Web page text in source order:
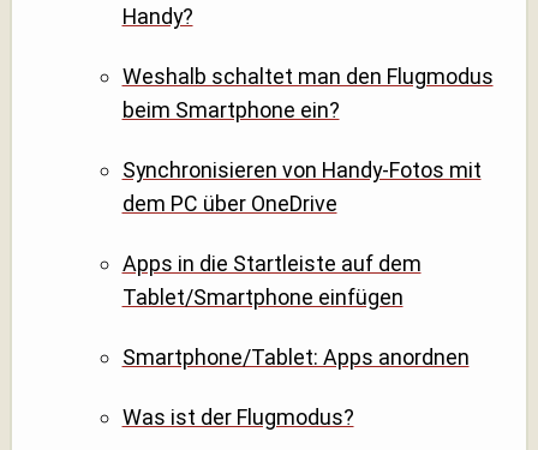
Handy?
Weshalb schaltet man den Flugmodus
beim Smartphone ein?
Synchronisieren von Handy-Fotos mit
dem PC über OneDrive
Apps in die Startleiste auf dem
Tablet/Smartphone einfügen
Smartphone/Tablet: Apps anordnen
Was ist der Flugmodus?